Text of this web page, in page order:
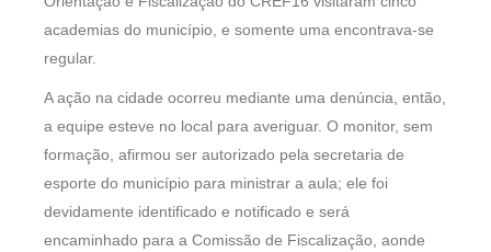
academias do município, e somente uma encontrava-se
regular.
A ação na cidade ocorreu mediante uma denúncia, então,
a equipe esteve no local para averiguar. O monitor, sem
formação, afirmou ser autorizado pela secretaria de
esporte do município para ministrar a aula; ele foi
devidamente identificado e notificado e será
encaminhado para a Comissão de Fiscalização, aonde